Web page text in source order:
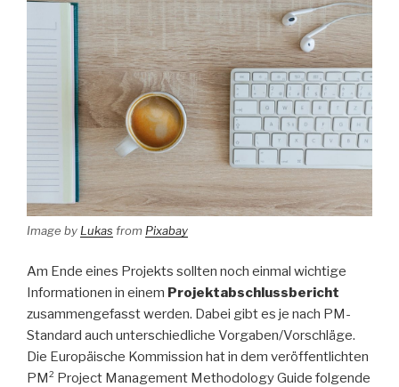
Image by Lukas from Pixabay
Am Ende eines Projekts sollten noch einmal wichtige
Informationen in einem Projektabschlussbericht
zusammengefasst werden. Dabei gibt es je nach PM-
Standard auch unterschiedliche Vorgaben/Vorschläge.
Die Europäische Kommission hat in dem veröffentlichten
PM² Project Management Methodology Guide folgende